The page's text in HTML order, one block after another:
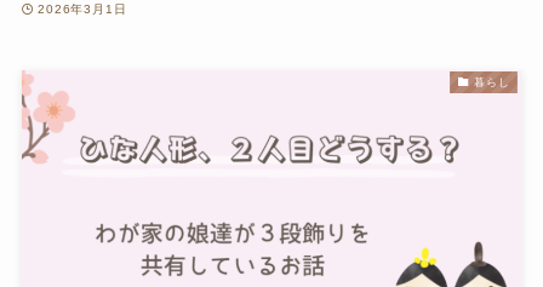
2026年3月1日
暮らし